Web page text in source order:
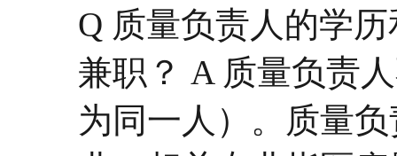
Q 质量负责人的学
兼职？ A 质量负责
为同一人）。质量